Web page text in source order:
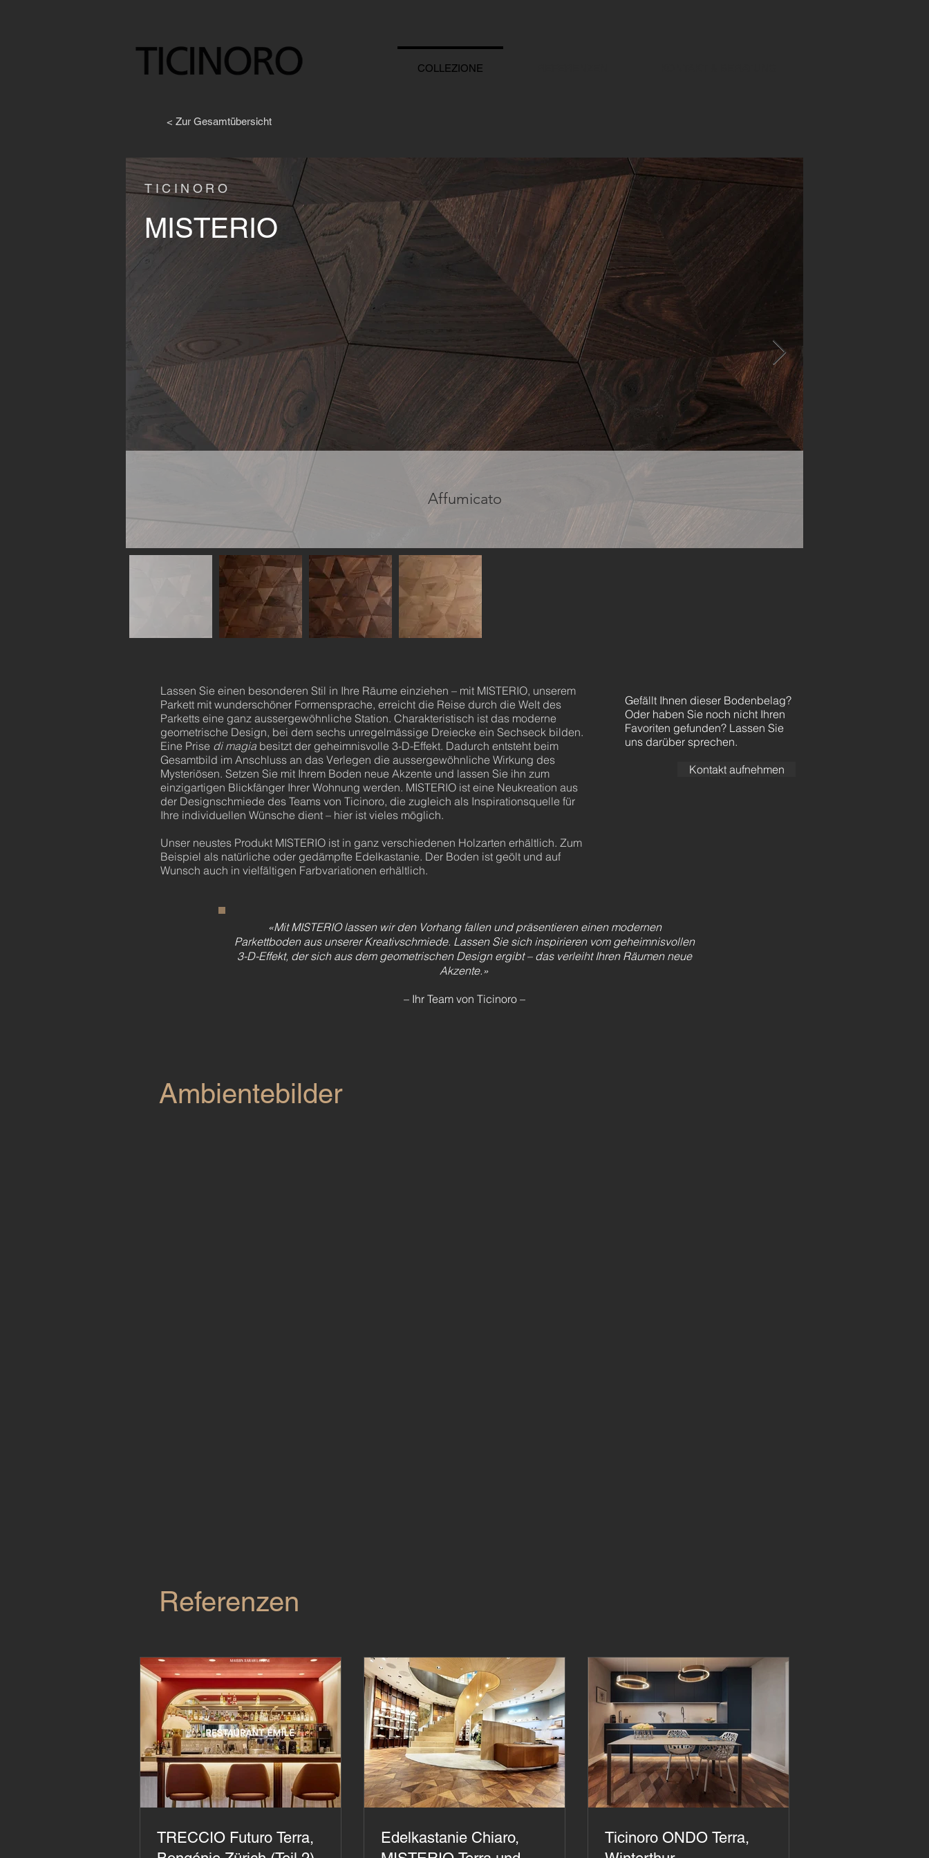
COLLEZIONE
< Zur Gesamtübersicht
Affumicato
TICINORO
MISTERIO
Lassen Sie einen besonderen Stil in Ihre Räume einziehen – mit MISTERIO, unserem
Parkett mit wunderschöner Formensprache, erreicht die Reise durch die Welt des
Parketts eine ganz aussergewöhnliche Station. Charakteristisch ist das moderne
geometrische Design, bei dem sechs unregelmässige Dreiecke ein Sechseck bilden.
Eine Prise di magia besitzt der geheimnisvolle 3-D-Effekt. Dadurch entsteht beim
Gesamtbild im Anschluss an das Verlegen die aussergewöhnliche Wirkung des
Mysteriösen. Setzen Sie mit Ihrem Boden neue Akzente und lassen Sie ihn zum
einzigartigen Blickfänger Ihrer Wohnung werden. MISTERIO ist eine Neukreation aus
der Designschmiede des Teams von Ticinoro, die zugleich als Inspirationsquelle für
Ihre individuellen Wünsche dient – hier ist vieles möglich.
Unser neustes Produkt MISTERIO ist in ganz verschiedenen Holzarten erhältlich. Zum
Beispiel als natürliche oder gedämpfte Edelkastanie. Der Boden ist geölt und auf
Wunsch auch in vielfältigen Farbvariationen erhältlich.
Gefällt Ihnen dieser Bodenbelag?
Oder haben Sie noch nicht Ihren
Favoriten gefunden? Lassen Sie
uns darüber sprechen.
Kontakt aufnehmen
«Mit MISTERIO lassen wir den Vorhang fallen und präsentieren einen modernen
Parkettboden aus unserer Kreativschmiede. Lassen Sie sich inspirieren vom geheimnisvollen
3-D-Effekt, der sich aus dem geometrischen Design ergibt – das verleiht Ihren Räumen neue
Akzente.»
– Ihr Team von Ticinoro –
Ambientebilder
Referenzen
TRECCIO Futuro Terra,
Edelkastanie Chiaro,
Ticinoro ONDO Terra,